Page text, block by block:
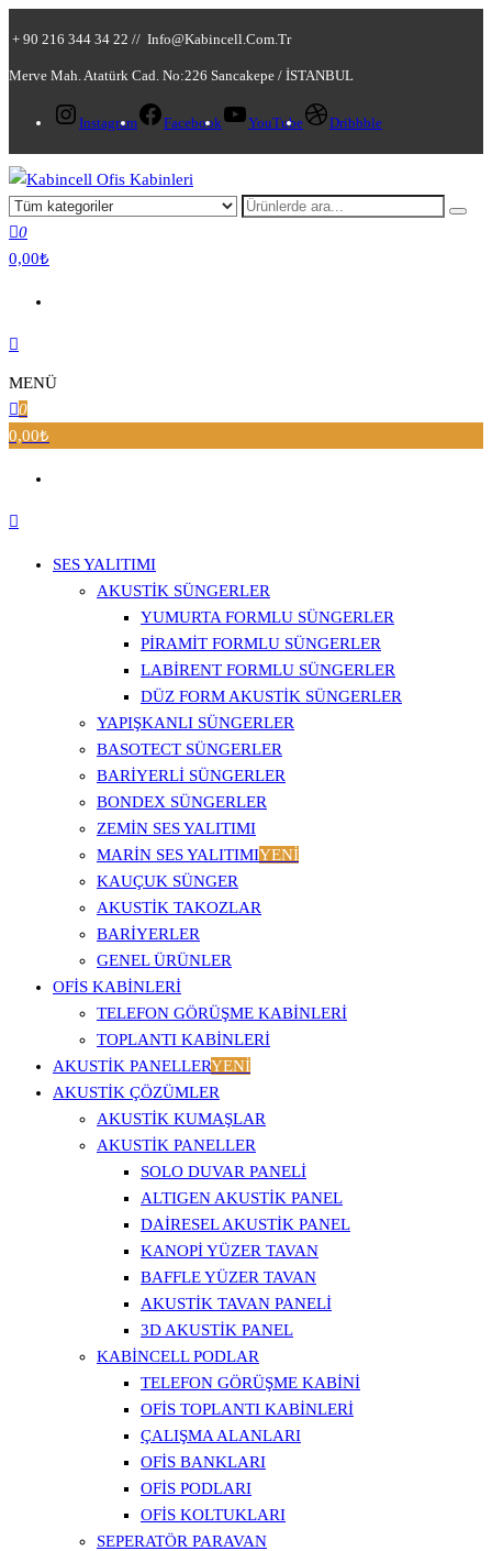
+ 90 216 344 34 22 // Info@kabincell.com.tr
Merve Mah. Atatürk Cad. No:226 Sancakepe / İSTANBUL
Instagram Facebook YouTube Dribbble
Kabincell Ofis Kabinleri
0
0,00₺
MENÜ
0
0,00₺
SES YALITIMI
AKUSTIK SÜNGERLER
YUMURTA FORMLU SÜNGERLER
PIRAMIT FORMLU SÜNGERLER
LABIRENT FORMLU SÜNGERLER
DÜZ FORM AKUSTIK SÜNGERLER
YAPIŞKANLI SÜNGERLER
BASOTECT SÜNGERLER
BARIYERLI SÜNGERLER
BONDEX SÜNGERLER
ZEMIN SES YALITIMI
MARIN SES YALITIMIYENİ
KAUÇUK SÜNGER
AKUSTIK TAKOZLAR
BARIYERLER
GENEL ÜRÜNLER
OFİS KABİNLERİ
TELEFON GÖRÜŞME KABINLERI
TOPLANTI KABINLERI
AKUSTİK PANELLERYENİ
AKUSTIK ÇÖZÜMLER
AKUSTIK KUMAŞLAR
AKUSTIK PANELLER
SOLO DUVAR PANELI
ALTIGEN AKUSTIK PANEL
DAIRESEL AKUSTIK PANEL
KANOPI YÜZER TAVAN
BAFFLE YÜZER TAVAN
AKUSTIK TAVAN PANELI
3D AKUSTIK PANEL
KABINCELL PODLAR
TELEFON GÖRÜŞME KABINI
OFIS TOPLANTI KABINLERI
ÇALIŞMA ALANLARI
OFIS BANKLARI
OFIS PODLARI
OFIS KOLTUKLARI
SEPERATÖR PARAVAN